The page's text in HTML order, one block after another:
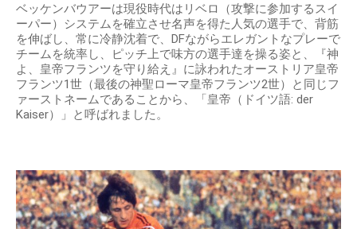
ベッケンバウアーは現役時代はリベロ（攻撃に参加するスイ
ーパー）システムを確立させ名声を得た人気の選手で、背筋
を伸ばし、常に冷静沈着で、DFながらエレガントなプレーで
チームを統率し、ピッチ上で味方の選手達を操る姿と、『神
よ、皇帝フランツを守り給え』に詠われたオーストリア皇帝
フランツ1世（最後の神聖ローマ皇帝フランツ2世）と同じフ
ァーストネームであることから、「皇帝（ドイツ語: der
Kaiser）」と呼ばれました。